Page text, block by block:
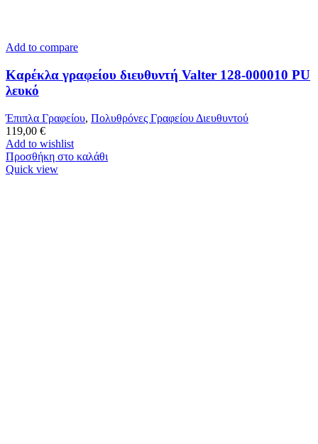
Add to compare
Καρέκλα γραφείου διευθυντή Valter 128-000010 PU
λευκό
Έπιπλα Γραφείου, Πολυθρόνες Γραφείου Διευθυντού
119,00 €
Add to wishlist
Προσθήκη στο καλάθι
Quick view